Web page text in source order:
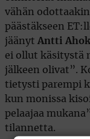
vähän
päästäkseen
jäänyt Antti
ei ollut käsitystä
jälkeen olivat”.
tietysti parempi
kun monissa
pelaajaa
tilannetta.